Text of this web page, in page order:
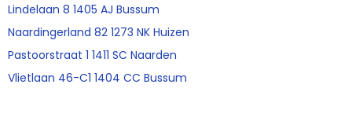
Lindelaan 8 1405 AJ Bussum
Naardingerland 82 1273 NK Huizen
Pastoorstraat 1 1411 SC Naarden
Vlietlaan 46-C1 1404 CC Bussum